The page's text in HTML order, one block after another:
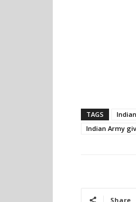
TAGS
Indian Army
Share